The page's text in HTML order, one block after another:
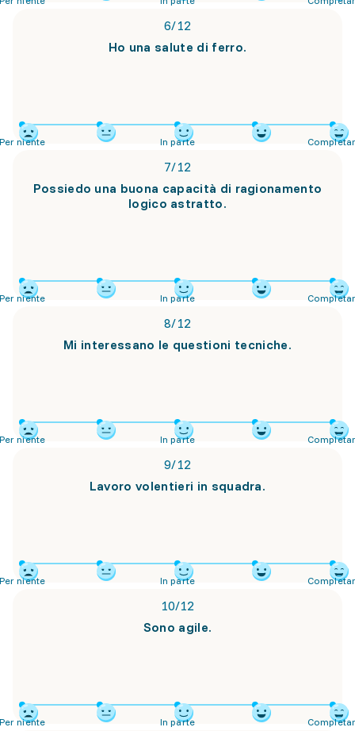
6/12
Ho una salute di ferro.
niente In parte
7/12
Possiedo una buona capacità di ragionamento
logico astratto.
niente In parte
8/12
Mi interessano le questioni tecniche.
niente In parte
9/12
Lavoro volentieri in squadra.
niente In parte
10/12
Sono agile.
niente In parte